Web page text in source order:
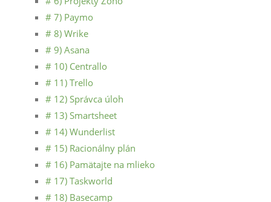
# 7) Paymo
# 8) Wrike
# 9) Asana
# 10) Centrallo
# 11) Trello
# 12) Správca úloh
# 13) Smartsheet
# 14) Wunderlist
# 15) Racionálny plán
# 16) Pamätajte na mlieko
# 17) Taskworld
# 18) Basecamp